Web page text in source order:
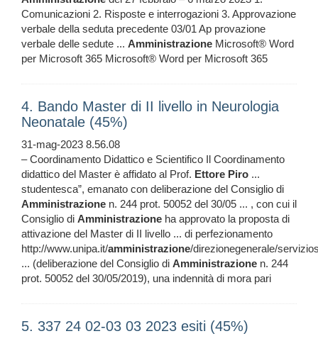
Comunicazioni 2. Risposte e interrogazioni 3. Approvazione
verbale della seduta precedente 03/01 Ap provazione
verbale delle sedute ... Amministrazione Microsoft® Word
per Microsoft 365 Microsoft® Word per Microsoft 365
4. Bando Master di II livello in Neurologia
Neonatale (45%)
31-mag-2023 8.56.08
– Coordinamento Didattico e Scientifico Il Coordinamento
didattico del Master è affidato al Prof. Ettore Piro ...
studentesca”, emanato con deliberazione del Consiglio di
Amministrazione n. 244 prot. 50052 del 30/05 ... , con cui il
Consiglio di Amministrazione ha approvato la proposta di
attivazione del Master di II livello ... di perfezionamento
http://www.unipa.it/amministrazione/direzionegenerale/
... (deliberazione del Consiglio di Amministrazione n. 244
prot. 50052 del 30/05/2019), una indennità di mora pari
5. 337 24 02-03 03 2023 esiti (45%)